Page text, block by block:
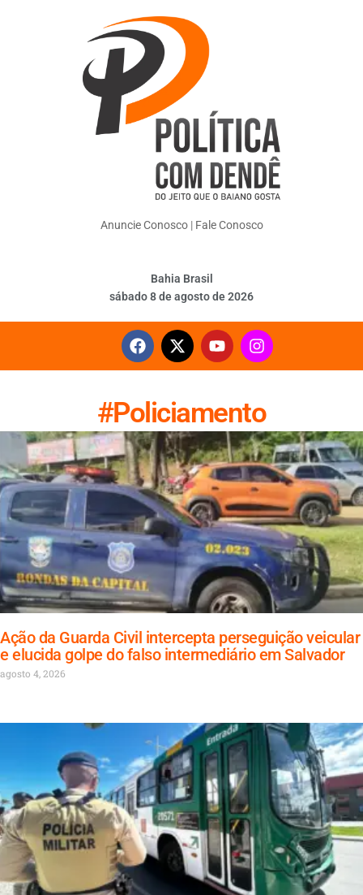
Anuncie Conosco| Fale Conosco
Bahia Brasil
sábado 8 de agosto de 2026
#Policiamento
Ação da Guarda Civil intercepta perseguição veicular
e elucida golpe do falso intermediário em Salvador
agosto 4, 2026